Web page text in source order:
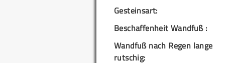
Gesteinsart:
Beschaffenheit Wandfuß :
Wandfuß nach Regen lange
rutschig: